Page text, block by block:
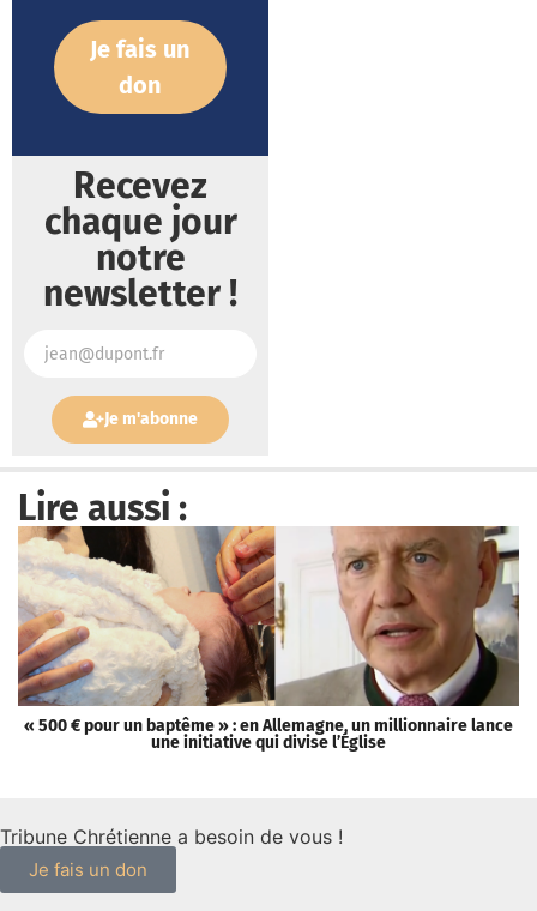
Je fais un
don
Recevez
chaque jour
notre
newsletter !
Je m'abonne
Lire aussi :
« 500 € pour un baptême » : en Allemagne, un millionnaire lance
une initiative qui divise l’Église
Tribune Chrétienne a besoin de vous !
Je fais un don